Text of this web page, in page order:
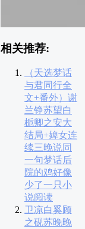
相关推荐:
（天选梦话
与君同行全
文+番外）谢
兰铮苏望白
栀卿之安大
结局+婢女连
续三晚说同
一句梦话后
院的鸡好像
少了一只小
说阅读
卫凉白奚顾
之砚苏晚晚